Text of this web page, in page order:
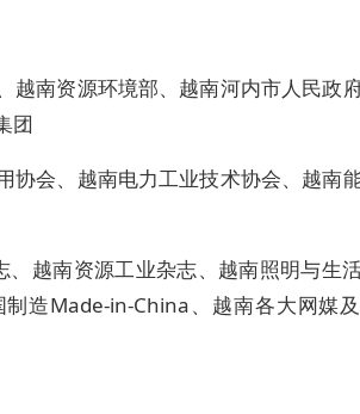
越南资源环境部、越南河内市人民政
团
协会、越南电力工业技术协会、越南
越南资源工业杂志、越南照明与生活
造Made-in-China、越南各大网媒